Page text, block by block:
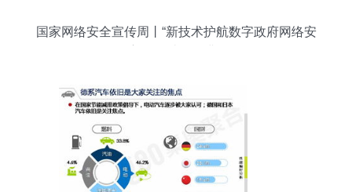
国家网络安全宣传周丨“新技术护航数字政府网络安